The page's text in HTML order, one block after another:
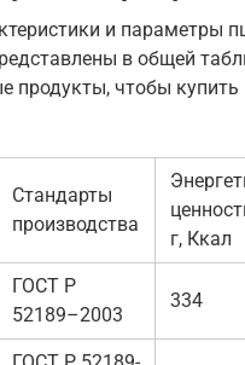
и параметры
в общей
продукты, чтобы
Стандарты
производства
г, Ккал
ГОСТ Р
52189–2003
334